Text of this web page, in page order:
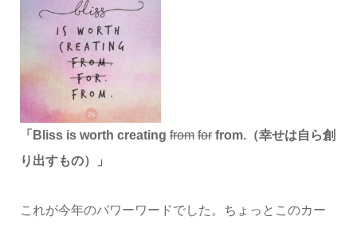
「Bliss is worth creating from forfrom.（幸せは自ら創
り出すもの）」
これが今年のパワーワードでした。ちょっとこのカー